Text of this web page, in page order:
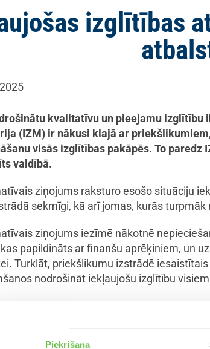
Piekrišana
izglītības
kvalitatīvu un pieejamu izglītību
(IZM) ir nākusi klajā ar
visās izglītības pakāpēs. To paredz
valdībā.
ziņojums raksturo esošo situāciju
sekmīgi, kā arī jomas, kurās
ziņojums iezīmē nākotnē
papildināts ar finanšu aprēķiniem, un
Turklāt, priekšlikumu izstrādē
nodrošināt iekļaujošu izglītību
mērķis ir panākt, lai ikvienam bērnam
veselības vai dzīves apstākļiem.
pedagogus un drošu vidi skolēniem,”